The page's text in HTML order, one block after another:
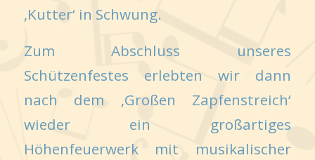
‚Kutter‘ in Schwung.
Zum Abschluss unseres
Schützenfestes erlebten wir dann
nach dem ‚Großen Zapfenstreich‘
wieder ein großartiges
Höhenfeuerwerk mit musikalischer